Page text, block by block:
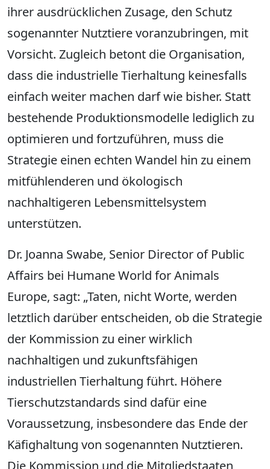
ihrer ausdrücklichen Zusage, den Schutz
sogenannter Nutztiere voranzubringen, mit
Vorsicht. Zugleich betont die Organisation,
dass die industrielle Tierhaltung keinesfalls
einfach weiter machen darf wie bisher. Statt
bestehende Produktionsmodelle lediglich zu
optimieren und fortzuführen, muss die
Strategie einen echten Wandel hin zu einem
mitfühlenderen und ökologisch
nachhaltigeren Lebensmittelsystem
unterstützen.
Dr. Joanna Swabe, Senior Director of Public
Affairs bei Humane World for Animals
Europe, sagt: „Taten, nicht Worte, werden
letztlich darüber entscheiden, ob die Strategie
der Kommission zu einer wirklich
nachhaltigen und zukunftsfähigen
industriellen Tierhaltung führt. Höhere
Tierschutzstandards sind dafür eine
Voraussetzung, insbesondere das Ende der
Käfighaltung von sogenannten Nutztieren.